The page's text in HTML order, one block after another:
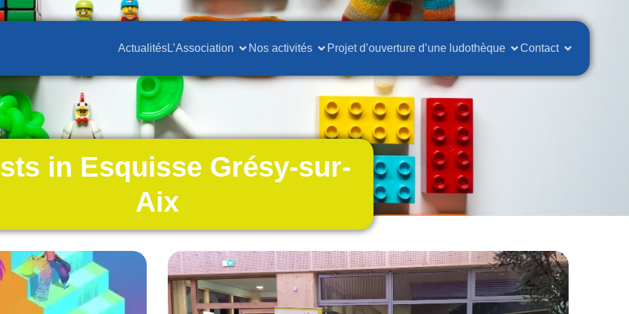
ActualitésL’Association Nos activités Projet d’ouverture d’une ludothèque Contact
in Esquisse Grésy-sur-
Aix